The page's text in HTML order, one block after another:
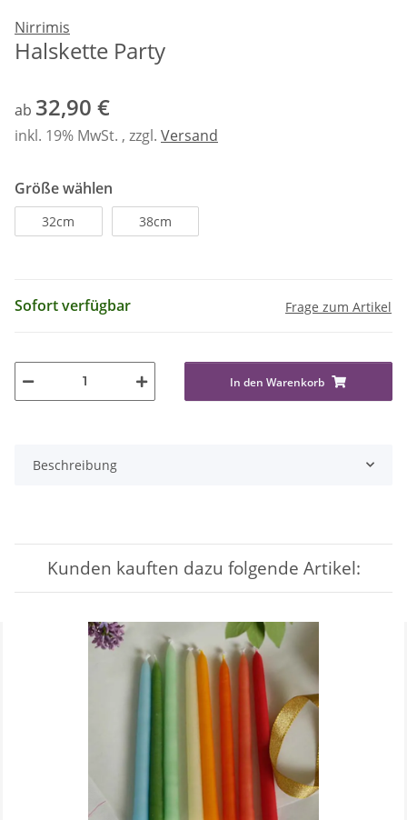
Nirrimis
Halskette Party
ab 32,90 €
inkl. 19% MwSt. , zzgl. Versand
Größe wählen
32cm 38cm
Sofort verfügbar Frage zum Artikel
In den Warenkorb
Beschreibung
Kunden kauften dazu folgende Artikel: